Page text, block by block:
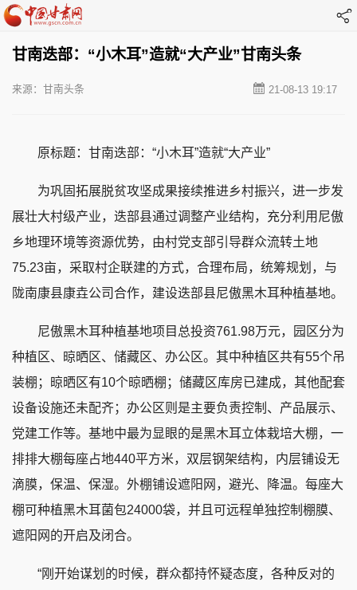
甘南迭部：“小木耳”造就“大产业”甘南头条
21-08-13 19:17
来源：甘南头条
原标题：甘南迭部：“小木耳”造就“大产业”
为巩固拓展脱贫攻坚成果接续推进乡村振兴，进一步发
展壮大村级产业，迭部县通过调整产业结构，充分利用尼傲
乡地理环境等资源优势，由村党支部引导群众流转土地
75.23亩，采取村企联建的方式，合理布局，统筹规划，与
陇南康县康垚公司合作，建设迭部县尼傲黑木耳种植基地。
尼傲黑木耳种植基地项目总投资761.98万元，园区分为
种植区、晾晒区、储藏区、办公区。其中种植区共有55个吊
装棚；晾晒区有10个晾晒棚；储藏区库房已建成，其他配套
设备设施还未配齐；办公区则是主要负责控制、产品展示、
党建工作等。基地中最为显眼的是黑木耳立体栽培大棚，一
排排大棚每座占地440平方米，双层钢架结构，内层铺设无
滴膜，保温、保湿。外棚铺设遮阳网，避光、降温。每座大
棚可种植黑木耳菌包24000袋，并且可远程单独控制棚膜、
遮阳网的开启及闭合。
“刚开始谋划的时候，群众都持怀疑态度，各种反对的